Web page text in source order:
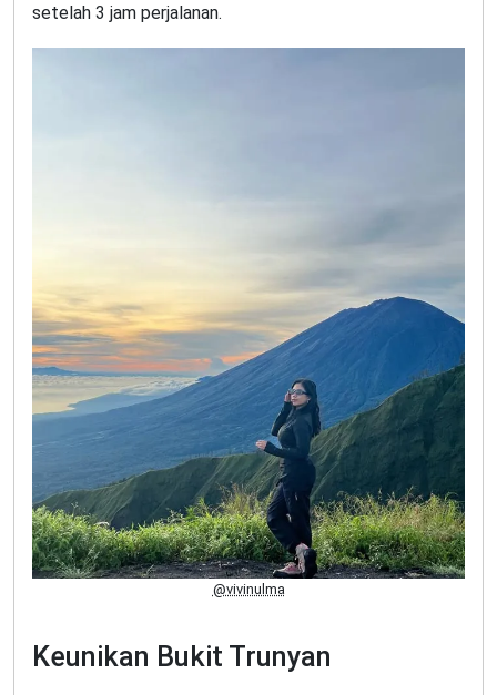
setelah 3 jam perjalanan.
@vivinulma
Keunikan Bukit Trunyan